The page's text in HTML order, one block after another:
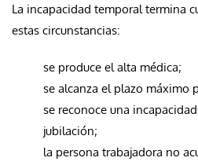
La incapacidad temporal termina
estas circunstancias:
se produce el alta médica;
se alcanza el plazo máximo
se reconoce una
jubilación;
la persona trabajadora no